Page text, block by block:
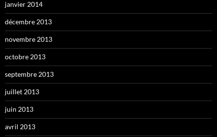
janvier 2014
décembre 2013
novembre 2013
octobre 2013
septembre 2013
juillet 2013
juin 2013
avril 2013